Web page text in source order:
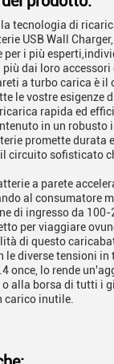
tecnologia di
USB Wall
per i più
più dai loro
a turbo carica è il
le vostre esigenze
rapida ed
in un robusto
promette durata
circuito sofisticato
a parete
al consumatore
di ingresso da 100-
per viaggiare
di questo
le diverse tensioni in
once, lo rende
o alla borsa di tutti i
carico inutile.